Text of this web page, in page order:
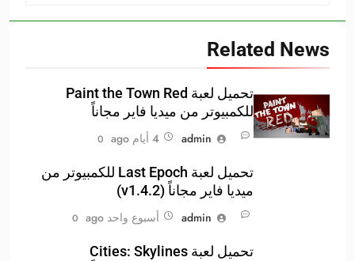
Related News
تحميل لعبة Paint the Town Red
للكمبيوتر من ميديا فاير مجاناً
admin
4 أيام ago 0
تحميل لعبة Last Epoch للكمبيوتر من
ميديا فاير مجاناً (v1.4.2)
admin
أسبوع واحد ago 0
تحميل لعبة Cities: Skylines